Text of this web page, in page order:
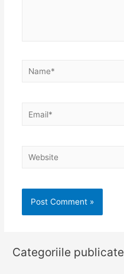
Name*
Email*
Website
Categoriile publicate